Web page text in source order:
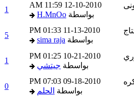
12-10-2010
11:59 AM
بواسطة H.MnOo
1
11-13-2010
01:33 PM
بواسطة sima raja
5
10-21-2010
01:25 PM
بواسطة جيتشي
1
09-18-2010
07:03 PM
بواسطة الحلم
0